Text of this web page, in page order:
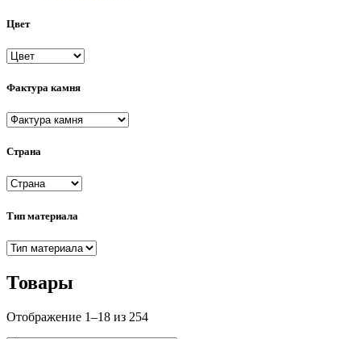
Цвет
Фактура камня
Страна
Тип материала
Товары
Отображение 1–18 из 254